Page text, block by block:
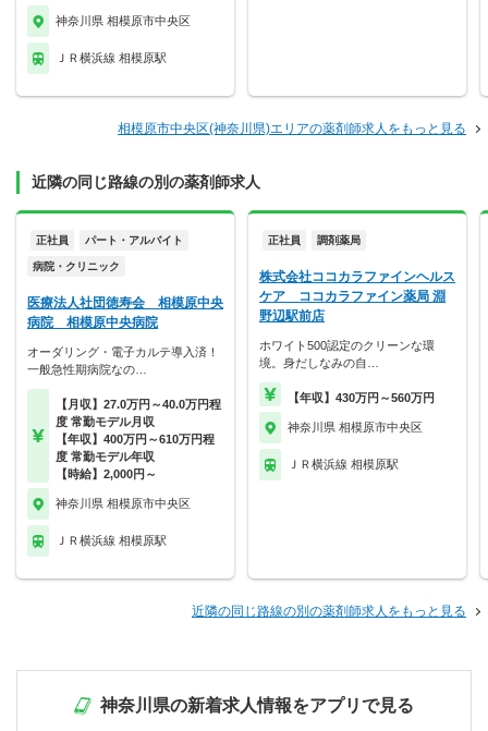
神奈川県 相模原市中央区
ＪＲ横浜線 相模原駅
相模原市中央区(神奈川県)エリアの薬剤師求人をもっと見る
近隣の同じ路線の別の薬剤師求人
正社員 パート・アルバイト
病院・クリニック
医療法人社団徳寿会 相模原中央
病院 相模原中央病院
オーダリング・電子カルテ導入済！
一般急性期病院なの…
【月収】27.0万円～40.0万円程
度 常勤モデル月収
【年収】400万円～610万円程
度 常勤モデル年収
【時給】2,000円～
神奈川県 相模原市中央区
ＪＲ横浜線 相模原駅
正社員 調剤薬局
株式会社ココカラファインヘルス
ケア ココカラファイン薬局 淵
野辺駅前店
ホワイト500認定のクリーンな環
境。身だしなみの自…
【年収】430万円～560万円
神奈川県 相模原市中央区
ＪＲ横浜線 相模原駅
近隣の同じ路線の別の薬剤師求人をもっと見る
神奈川県の新着求人情報をアプリで見る